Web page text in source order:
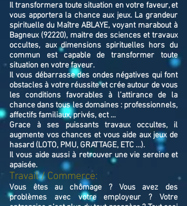
Il transformera toute situation en votre faveur, et
vous apportera la chance aux jeux. La grandeur
spirituelle du Maître ABLAYE, voyant marabout à
Bagneux (92220), maitre des sciences et travaux
occultes, aux dimensions spirituelles hors du
commun est capable de transformer toute
situation en votre faveur.
Il vous débarrasse des ondes négatives qui font
obstacles à votre réussite et crée autour de vous
les conditions favorables à l’attirance de la
chance dans tous les domaines : professionnels,
affectifs familiaux, privés, ect ...
Grace à ses puissants travaux occultes, il
augmente vos chances et vous aide aux jeux de
hasard (LOTO, PMU, GRATTAGE, ETC ...).
Il vous aide aussi à retrouver une vie sereine et
apaisée.
Travail / Commerce:
Vous êtes au chômage ? Vous avez des
problèmes avec votre employeur ? Votre